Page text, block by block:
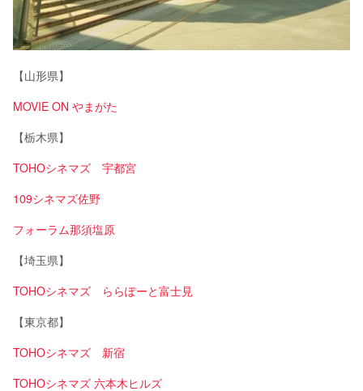
【山形県】
MOVIE ON やまがた
【栃木県】
TOHOシネマズ 宇都宮
109シネマズ佐野
フォーラム那須塩原
【埼玉県】
TOHOシネマズ ららぽーと富士見
【東京都】
TOHOシネマズ 新宿
TOHOシネマズ 六本木ヒルズ